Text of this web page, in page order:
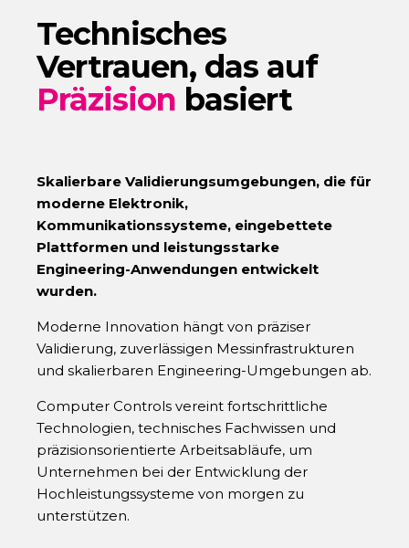
Technisches
Vertrauen, das auf
Präzision basiert
Skalierbare Validierungsumgebungen, die für
moderne Elektronik,
Kommunikationssysteme, eingebettete
Plattformen und leistungsstarke
Engineering-Anwendungen entwickelt
wurden.
Moderne Innovation hängt von präziser
Validierung, zuverlässigen Messinfrastrukturen
und skalierbaren Engineering-Umgebungen ab.
Computer Controls vereint fortschrittliche
Technologien, technisches Fachwissen und
präzisionsorientierte Arbeitsabläufe, um
Unternehmen bei der Entwicklung der
Hochleistungssysteme von morgen zu
unterstützen.